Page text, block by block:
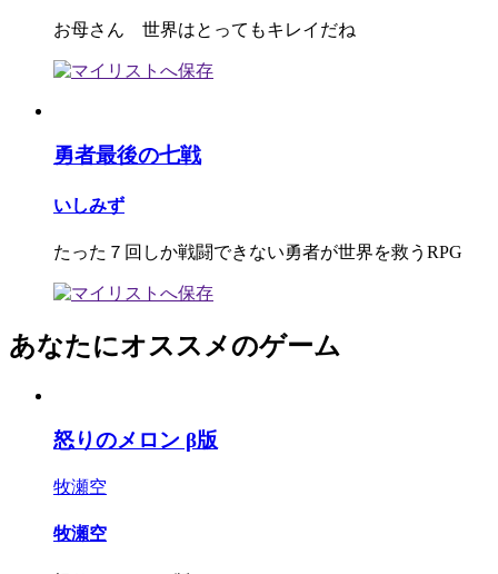
お母さん 世界はとってもキレイだね
勇者最後の七戦
いしみず
たった７回しか戦闘できない勇者が世界を救うRPG
あなたにオススメのゲーム
怒りのメロン β版
牧瀬空
牧瀬空